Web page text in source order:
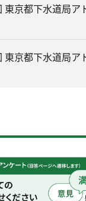
東京都下水道局ア
東京都下水道局ア